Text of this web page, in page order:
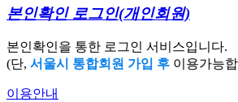
본인확인 로그인(개인회원)
본인확인을 통한 로그인 서비스입니다.
(단, 서울시 통합회원 가입 후 이용가능
이용안내